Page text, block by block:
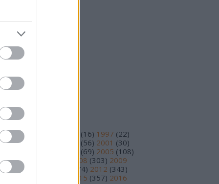
október
...
2.0
( 11) (16) 1997 (22)
(14) (56) 2001 (30)
(69) 2005 (108)
(195 2008 (303) 2009
2010 374) 2012 (343)
2015 (357) 2016